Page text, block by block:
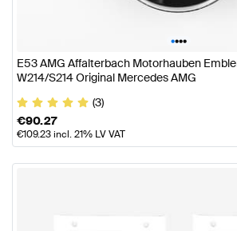
••••
E53 AMG Affalterbach Motorhauben
W214/S214 Original Mercedes AMG
(3)
€90.27
€109.23incl. 21% LV VAT